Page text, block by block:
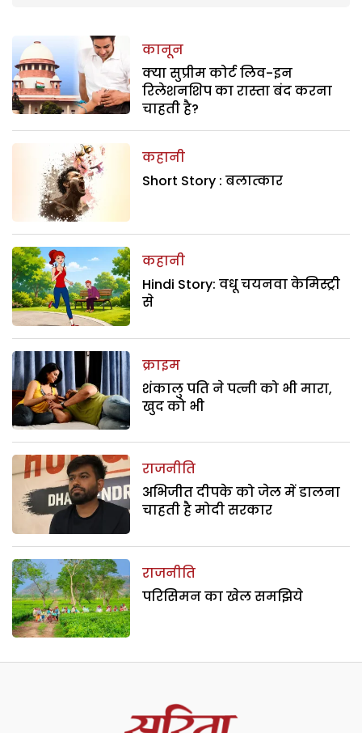
कानून
क्या सुप्रीम कोर्ट लिव-इन
रिलेशनशिप का रास्ता बंद करना
चाहती है?
कहानी
Short Story : बलात्कार
कहानी
Hindi Story: वधू चयनवा केमिस्ट्री
से
क्राइम
शंकालु पति ने पत्नी को भी मारा,
खुद को भी
राजनीति
अभिजीत दीपके को जेल में डालना
चाहती है मोदी सरकार
राजनीति
परिसिमन का खेल समझिये